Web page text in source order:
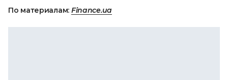
По материалам: Finance.ua